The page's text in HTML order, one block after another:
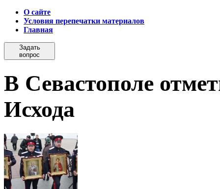
О сайте
Условия перепечатки материалов
Главная
Задать
вопрос
В Севастополе
Исхода